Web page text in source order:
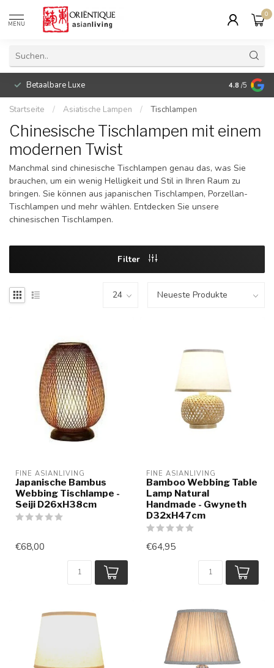
MENU
0
Betaalbare Luxe 4.8 /5
Startseite / Asiatische Lampen / Tischlampen
Chinesische Tischlampen mit einem
modernen Twist
Manchmal sind chinesische Tischlampen genau das, was Sie
brauchen, um ein wenig Helligkeit und Stil in Ihren Raum zu
bringen. Sie können aus japanischen Tischlampen, Porzellan-
Tischlampen und mehr wählen. Entdecken Sie unsere
chinesischen Tischlampen.
Filter
FINE ASIANLIVING
Japanische Bambus
Webbing Tischlampe -
Seiji D26xH38cm
€68,00
FINE ASIANLIVING
Bamboo Webbing Table
Lamp Natural
Handmade - Gwyneth
D32xH47cm
€64,95